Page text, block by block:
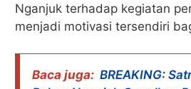
Nganjuk terhadap kegiatan
menjadi motivasi tersendiri
Baca juga: BREAKING: